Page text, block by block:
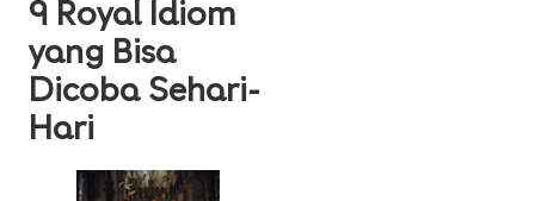
9 Royal Idiom
yang Bisa
Dicoba Sehari-
Hari